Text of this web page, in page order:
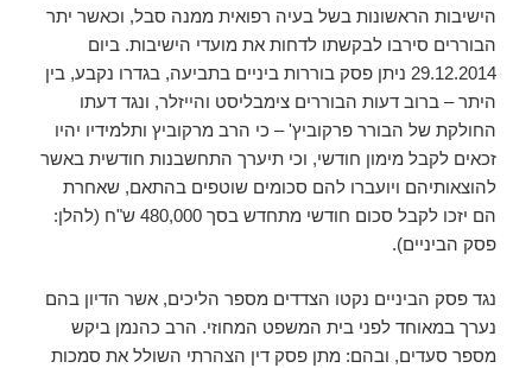
הישיבות הראשונות בשל בעיה רפואית ממנה סבל, וכאשר יתר
הבוררים סירבו לבקשתו לדחות את מועדי הישיבות. ביום
29.12.2014 ניתן פסק בוררות ביניים בתביעה, בגדרו נקבע, בין
היתר – ברוב דעות הבוררים צימבליסט והייזלר, ונגד דעתו
החולקת של הבורר פרקוביץ' – כי הרב מרקוביץ ותלמידיו יהיו
זכאים לקבל מימון חודשי, וכי תיערך התחשבנות חודשית באשר
להוצאותיהם ויועברו להם סכומים שוטפים בהתאם, שאחרת
הם יזכו לקבל סכום חודשי מתחדש בסך 480,000 ש"ח (להלן:
פסק הביניים).
נגד פסק הביניים נקטו הצדדים מספר הליכים, אשר הדיון בהם
נערך במאוחד לפני בית המשפט המחוזי. הרב כהנמן ביקש
מספר סעדים, ובהם: מתן פסק דין הצהרתי השולל את סמכות